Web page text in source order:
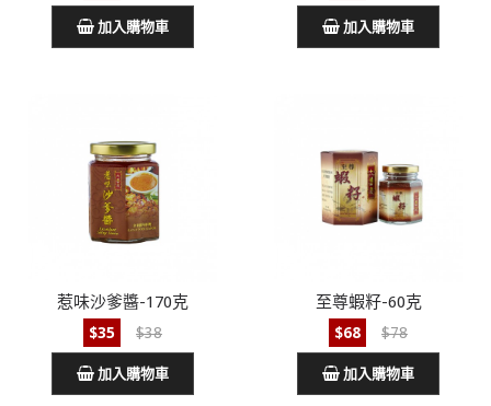
加入購物車 加入購物車
惹味沙爹醬-170克
$35 $38
加入購物車
至尊蝦籽-60克
$68 $78
加入購物車